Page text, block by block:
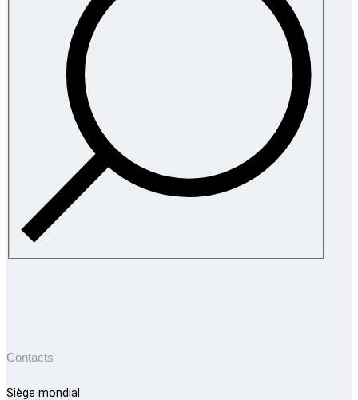
Contacts
Siège mondial